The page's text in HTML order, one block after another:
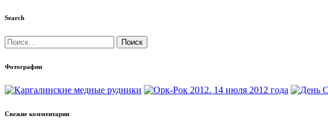
Search
Найти:
Фотографии
Свежие комментарии